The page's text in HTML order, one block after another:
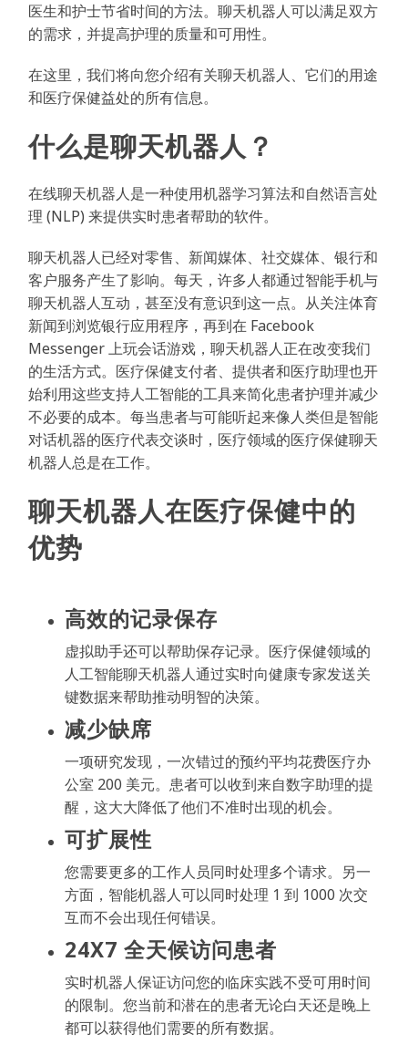
医生和护士节省时间的方法。聊天机器人可以满足双方
的需求，并提高护理的质量和可用性。
在这里，我们将向您介绍有关聊天机器人、它们的用途
和医疗保健益处的所有信息。
什么是聊天机器人？
在线聊天机器人是一种使用机器学习算法和自然语言处
理 (NLP) 来提供实时患者帮助的软件。
聊天机器人已经对零售、新闻媒体、社交媒体、银行和
客户服务产生了影响。每天，许多人都通过智能手机与
聊天机器人互动，甚至没有意识到这一点。从关注体育
新闻到浏览银行应用程序，再到在 Facebook
Messenger 上玩会话游戏，聊天机器人正在改变我们
的生活方式。医疗保健支付者、提供者和医疗助理也开
始利用这些支持人工智能的工具来简化患者护理并减少
不必要的成本。每当患者与可能听起来像人类但是智能
对话机器的医疗代表交谈时，医疗领域的医疗保健聊天
机器人总是在工作。
聊天机器人在医疗保健中的
优势
高效的记录保存
虚拟助手还可以帮助保存记录。医疗保健领域的
人工智能聊天机器人通过实时向健康专家发送关
键数据来帮助推动明智的决策。
减少缺席
一项研究发现，一次错过的预约平均花费医疗办
公室 200 美元。患者可以收到来自数字助理的提
醒，这大大降低了他们不准时出现的机会。
可扩展性
您需要更多的工作人员同时处理多个请求。另一
方面，智能机器人可以同时处理 1 到 1000 次交
互而不会出现任何错误。
24X7 全天候访问患者
实时机器人保证访问您的临床实践不受可用时间
的限制。您当前和潜在的患者无论白天还是晚上
都可以获得他们需要的所有数据。